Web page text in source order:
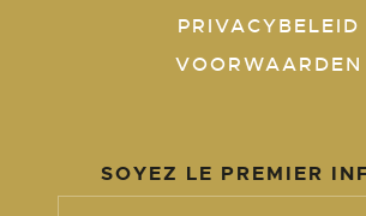
PRIVACYBELEID
VOORWAARDEN
SOYEZ LE PREMIER